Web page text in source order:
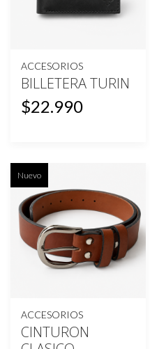
ACCESORIOS
BILLETERA TURIN
$22.990
Nuevo
ACCESORIOS
CINTURON